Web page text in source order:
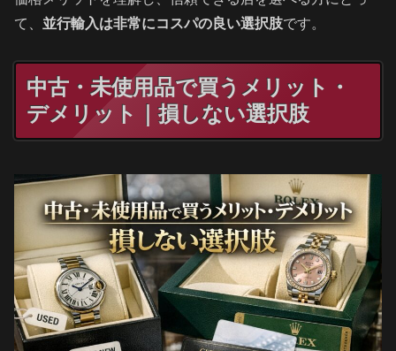
て、 並行輸入は非常にコスパの良い選択肢です。
中古・未使用品で買うメリット・
デメリット｜損しない選択肢